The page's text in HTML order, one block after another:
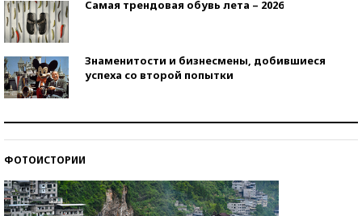
Самая трендовая обувь лета – 2026
Знаменитости и бизнесмены, добившиеся
успеха со второй попытки
ФОТОИСТОРИИ